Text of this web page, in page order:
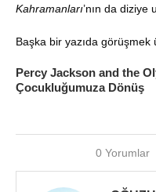
Kahramanları’nın da diziye
Başka bir yazıda görüşmek
Percy Jackson and the
Çocukluğumuza Dönüş
0 Yorumlar